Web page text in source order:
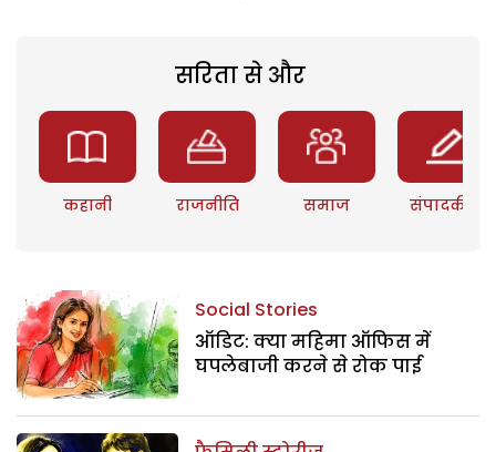
सरिता से और
कहानी राजनीति समाज संपादकीय
Social Stories
ऑडिट: क्या महिमा ऑफिस में
घपलेबाजी करने से रोक पाई